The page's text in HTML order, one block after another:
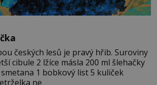
lesů je pravý hřib. Suroviny
cibule 2 lžíce másla 200 ml šlehačky
1 bobkový list 5 kuliček
ne